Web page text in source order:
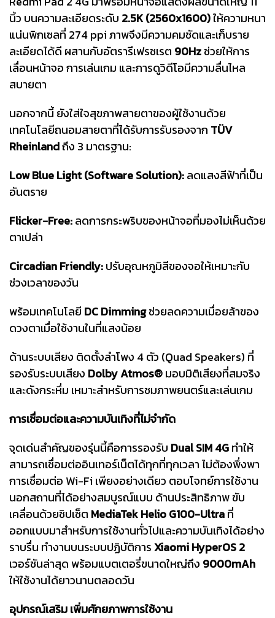
นิ้ว บนความละเอียดระดับ 2.5K (2560x1600)ให้ความหนา
แน่นพิกเซลที่ 274 ppi ภาพจึงมีความคมชัดและเก็บราย
ละเอียดได้ดี ผสานกับอัตรารีเฟรชเรต 90Hzช่วยให้การ
เลื่อนหน้าจอ การเล่นเกม และการดูวิดีโอมีความลื่นไหล
สบายตา
นอกจากนี้ ยังใส่ใจสุขภาพสายตาของผู้ใช้งานด้วย
เทคโนโลยีถนอมสายตาที่ได้รับการรับรองจาก TÜV
Rheinlandถึง 3 มาตรฐาน:
Low Blue Light (Software Solution):ลดแสงสีฟ้าที่เป็น
อันตราย
Flicker-Free:ลดการกระพริบของหน้าจอที่มองไม่เห็นด้วย
ตาเปล่า
Circadian Friendly:ปรับอุณหภูมิสีของจอให้เหมาะกับ
ช่วงเวลาของวัน
พร้อมเทคโนโลยี DC Dimmingช่วยลดความเมื่อยล้าของ
ดวงตาเมื่อใช้งานในที่แสงน้อย
ด้านระบบเสียง ติดตั้งลำโพง 4 ตัว (Quad Speakers) ที่
รองรับระบบเสียง Dolby Atmos®มอบมิติเสียงที่สมจริง
และดังกระหึ่ม เหมาะสำหรับการชมภาพยนตร์และเล่นเกม
การเชื่อมต่อและความบันเทิงที่ไม่จำกัด
จุดเด่นสำคัญของรุ่นนี้คือการรองรับ Dual SIM 4Gทำให้
สามารถเชื่อมต่ออินเทอร์เน็ตได้ทุกที่ทุกเวลา ไม่ต้องพึ่งพา
การเชื่อมต่อ Wi-Fi เพียงอย่างเดียว ตอบโจทย์การใช้งาน
นอกสถานที่ได้อย่างสมบูรณ์แบบ ด้านประสิทธิภาพ ขับ
เคลื่อนด้วยชิปเซ็ต MediaTek Helio G100-Ultraที่
ออกแบบมาสำหรับการใช้งานทั่วไปและความบันเทิงได้อย่าง
ราบรื่น ทำงานบนระบบปฏิบัติการXiaomi HyperOS 2
เวอร์ชันล่าสุด พร้อมแบตเตอรี่ขนาดใหญ่ถึง 9000mAh
ให้ใช้งานได้ยาวนานตลอดวัน
อุปกรณ์เสริม เพิ่มศักยภาพการใช้งาน